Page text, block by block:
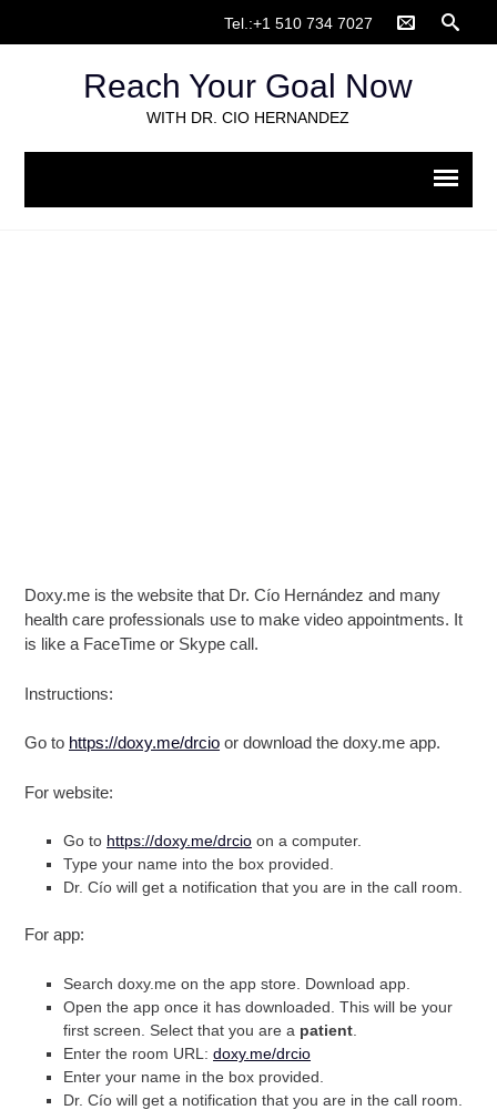
Tel.:+1 510 734 7027
Reach Your Goal Now
WITH DR. CIO HERNANDEZ
Doxy.me is the website that Dr. Cío Hernández and many
health care professionals use to make video appointments. It
is like a FaceTime or Skype call.
Instructions:
Go to https://doxy.me/drcio or download the doxy.me app.
For website:
Go to https://doxy.me/drcio on a computer.
Type your name into the box provided.
Dr. Cío will get a notification that you are in the call room.
For app:
Search doxy.me on the app store. Download app.
Open the app once it has downloaded. This will be your
first screen. Select that you are a patient
Enter the room URL:doxy.me/drcio
Enter your name in the box provided.
Dr. Cío will get a notification that you are in the call room.